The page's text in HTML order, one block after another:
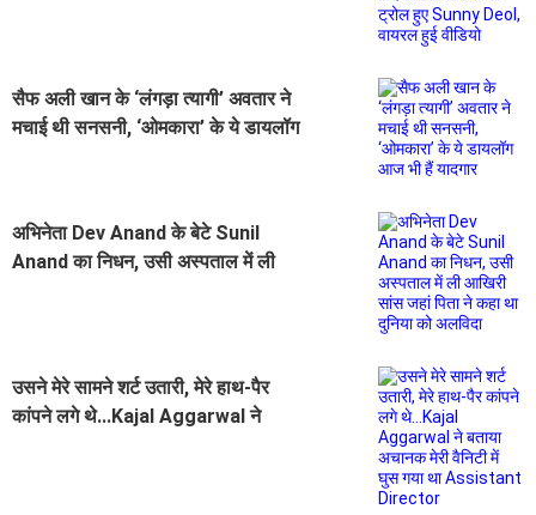
सैफ अली खान के ‘लंगड़ा त्यागी’ अवतार ने
मचाई थी सनसनी, ‘ओमकारा’ के ये डायलॉग
अभिनेता Dev Anand के बेटे Sunil
Anand का निधन, उसी अस्पताल में ली
उसने मेरे सामने शर्ट उतारी, मेरे हाथ-पैर
कांपने लगे थे...Kajal Aggarwal ने